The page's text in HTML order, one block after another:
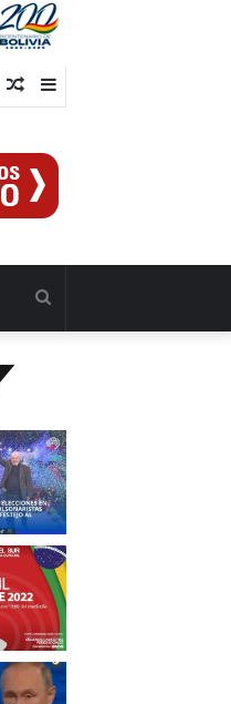
Barra
Publicación
azar